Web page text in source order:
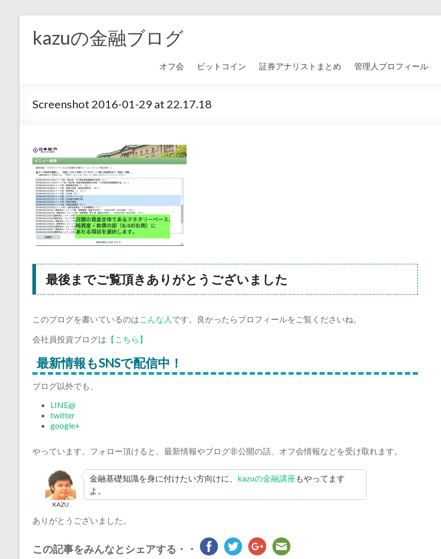
kazuの金融ブログ
オフ会 ビットコイン 証券アナリストまとめ 管理人プロフィール
Screenshot 2016-01-29 at 22.17.18
最後までご覧頂きありがとうございました
このブログを書いているのはこんな人 です。良かったらプロフィールをご覧くださいね。
会社員投資ブログは 【こちら】
最新情報もSNSで配信中！
ブログ以外でも、
LINE@
twitter
google+
やっています。フォロー頂けると、最新情報やブログ非公開の話、オフ会情報などを受け取れます。
KAZU
金融基礎知識を身に付けたい方向けに、 kazuの金融講座 もやってます
よ。
ありがとうございました。
この記事をみんなとシェアする・・